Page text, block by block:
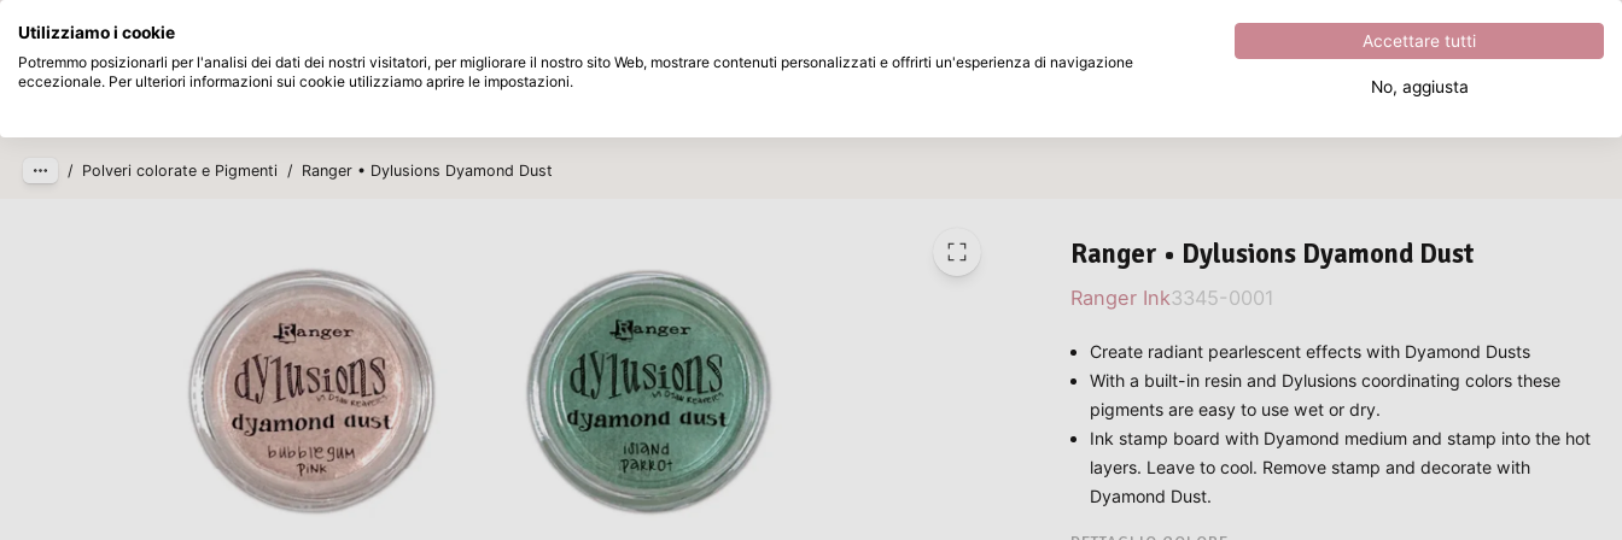
Passa al contenuto principale
Eccezionale 4.8su5
In arrivo
/ Polveri colorate e Pigmenti / Ranger • Dylusions Dyamond Dust
Ranger • Dylusions Dyamond Dust
Ranger Ink3345-0001
Create radiant pearlescent effects with Dyamond Dusts
With a built-in resin and Dylusions coordinating colors these
pigments are easy to use wet or dry.
Ink stamp board with Dyamond medium and stamp into the hot
layers. Leave to cool. Remove stamp and decorate with
Dyamond Dust.
Utilizziamo i cookie
Potremmo posizionarli per l'analisi dei dati dei nostri visitatori, per migliorare il nostro sito Web, mostrare contenuti personalizzati e offrirti un'esperienza di navigazione
eccezionale. Per ulteriori informazioni sui cookie utilizziamo aprire le impostazioni.
Accettare tutti
No, aggiusta